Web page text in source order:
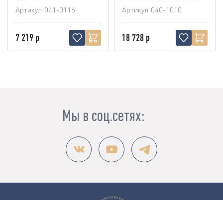
Артикул 041-0116
7 219 р
Артикул 040-1010
18 728 р
Мы в соц.сетях: